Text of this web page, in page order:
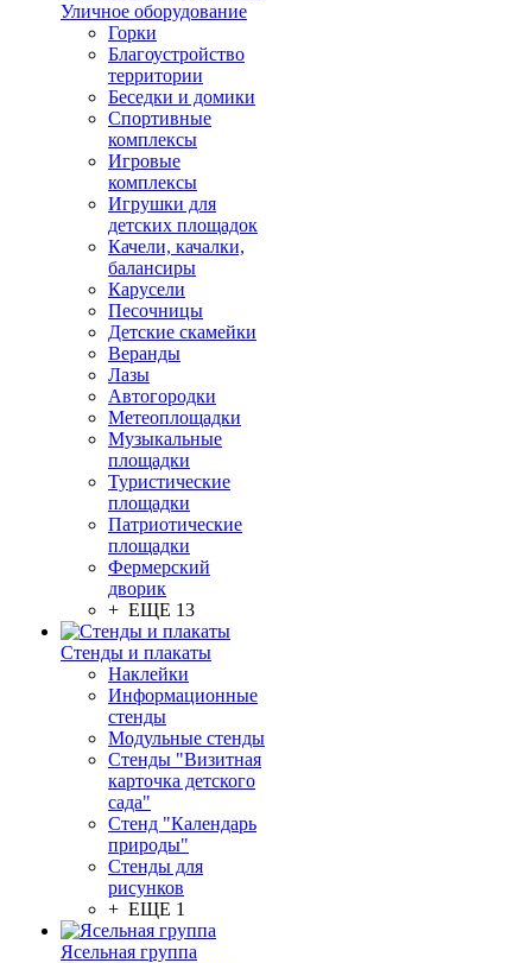
Уличное оборудование
Горки
Благоустройство
территории
Беседки и домики
Спортивные
комплексы
Игровые
комплексы
Игрушки для
детских площадок
Качели, качалки,
балансиры
Карусели
Песочницы
Детские скамейки
Веранды
Лазы
Автогородки
Метеоплощадки
Музыкальные
площадки
Туристические
площадки
Патриотические
площадки
Фермерский
дворик
+ ЕЩЕ 13
Стенды и плакаты
Наклейки
Информационные
стенды
Модульные стенды
Стенды "Визитная
карточка детского
сада"
Стенд "Календарь
природы"
Стенды для
рисунков
+ ЕЩЕ 1
Ясельная группа